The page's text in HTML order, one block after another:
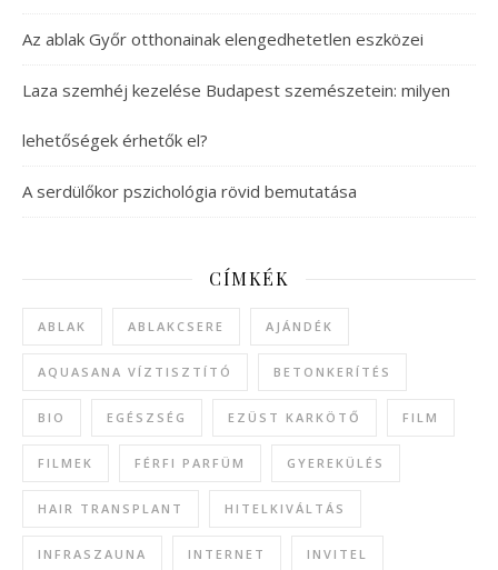
Az ablak Győr otthonainak elengedhetetlen eszközei
Laza szemhéj kezelése Budapest szemészetein: milyen
lehetőségek érhetők el?
A serdülőkor pszichológia rövid bemutatása
CÍMKÉK
ABLAK ABLAKCSERE AJÁNDÉK
AQUASANA VÍZTISZTÍTÓ BETONKERÍTÉS
BIO EGÉSZSÉG EZÜST KARKÖTŐ FILM
FILMEK FÉRFI PARFÜM GYEREKÜLÉS
HAIR TRANSPLANT HITELKIVÁLTÁS
INFRASZAUNA INTERNET INVITEL